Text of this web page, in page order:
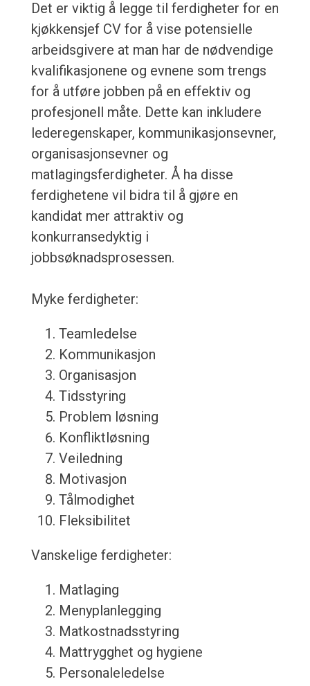
Det er viktig å legge til ferdigheter for en
kjøkkensjef CV for å vise potensielle
arbeidsgivere at man har de nødvendige
kvalifikasjonene og evnene som trengs
for å utføre jobben på en effektiv og
profesjonell måte. Dette kan inkludere
lederegenskaper, kommunikasjonsevner,
organisasjonsevner og
matlagingsferdigheter. Å ha disse
ferdighetene vil bidra til å gjøre en
kandidat mer attraktiv og
konkurransedyktig i
jobbsøknadsprosessen.
Myke ferdigheter:
Teamledelse
Kommunikasjon
Organisasjon
Tidsstyring
Problem løsning
Konfliktløsning
Veiledning
Motivasjon
Tålmodighet
Fleksibilitet
Vanskelige ferdigheter:
Matlaging
Menyplanlegging
Matkostnadsstyring
Mattrygghet og hygiene
Personaleledelse